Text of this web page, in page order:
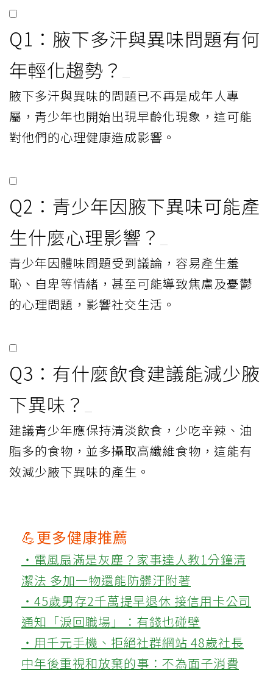
Q1：腋下多汗與異味問題有何
年輕化趨勢？
腋下多汗與異味的問題已不再是成年人專
屬，青少年也開始出現早齡化現象，這可能
對他們的心理健康造成影響。
Q2：青少年因腋下異味可能產
生什麼心理影響？
青少年因體味問題受到議論，容易產生羞
恥、自卑等情緒，甚至可能導致焦慮及憂鬱
的心理問題，影響社交生活。
Q3：有什麼飲食建議能減少腋
下異味？
建議青少年應保持清淡飲食，少吃辛辣、油
脂多的食物，並多攝取高纖維食物，這能有
效減少腋下異味的產生。
💪更多健康推薦
‧電風扇滿是灰塵？家事達人教1分鐘清
潔法 多加一物還能防髒汙附著
‧45歲男存2千萬提早退休 接信用卡公司
通知「淚回職場」：有錢也碰壁
‧用千元手機、拒絕社群網站 48歲社長
中年後重視和放棄的事：不為面子消費